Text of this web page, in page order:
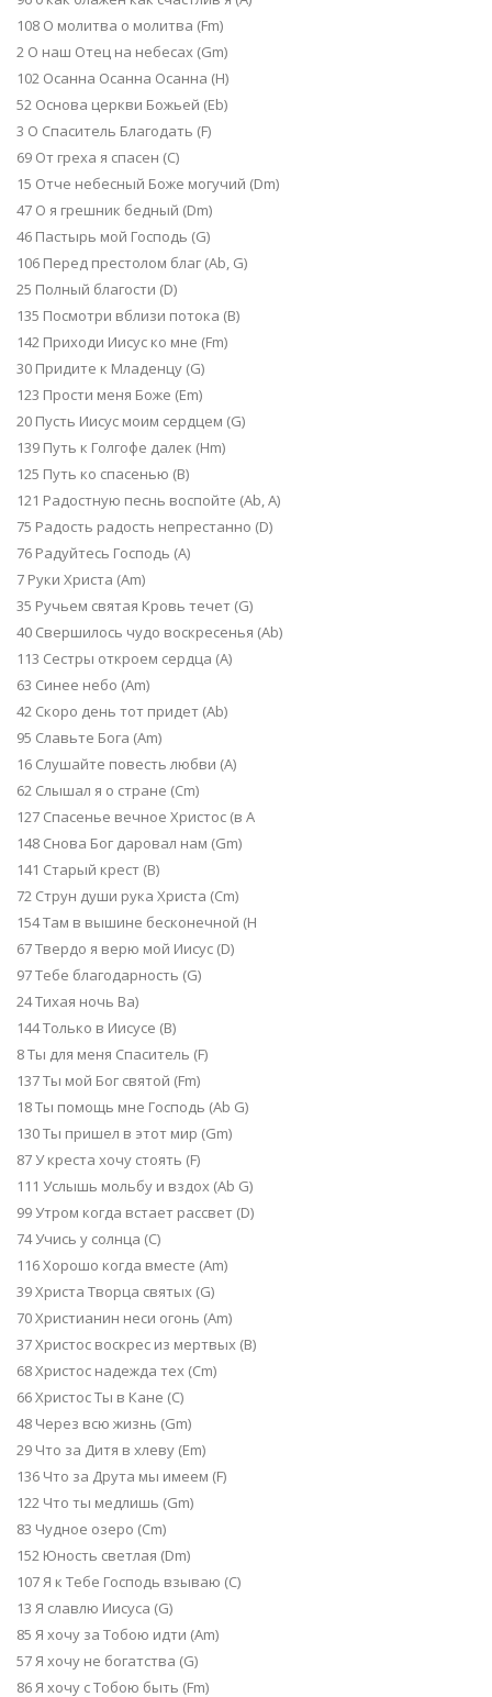
108 О молитва о молитва (Fm)
2 О наш Отец на небесах (Gm)
102 Осанна Осанна Осанна (H)
52 Основа церкви Божьей (Eb)
3 О Спаситель Благодать (F)
69 От греха я спасен (C)
15 Отче небесный Боже могучий (Dm)
47 О я грешник бедный (Dm)
46 Пастырь мой Господь (G)
106 Перед престолом благ (Ab, G)
25 Полный благости (D)
135 Посмотри вблизи потока (B)
142 Приходи Иисус ко мне (Fm)
30 Придите к Младенцу (G)
123 Прости меня Боже (Em)
20 Пусть Иисус моим сердцем (G)
139 Путь к Голгофе далек (Hm)
125 Путь ко спасенью (B)
121 Радостную песнь воспойте (Аb, А)
75 Радость радость непрестанно (D)
76 Радуйтесь Господь (A)
7 Руки Христа (Am)
35 Ручьем святая Кровь течет (G)
40 Свершилось чудо воскресенья (Аb)
113 Сестры откроем сердца (A)
63 Синее небо (Am)
42 Скоро день тот придет (Аb)
95 Славьте Бога (Am)
16 Слушайте повесть любви (A)
62 Слышал я о стране (Cm)
127 Спасенье вечное Христос (в А
148 Снова Бог даровал нам (Gm)
141 Старый крест (B)
72 Струн души рука Христа (Cm)
154 Там в вышине бесконечной (H
67 Твердо я верю мой Иисус (D)
97 Тебе благодарность (G)
24 Тихая ночь Ba)
144 Только в Иисусе (B)
8 Ты для меня Спаситель (F)
137 Ты мой Бог святой (Fm)
18 Ты помощь мне Господь (Аb G)
130 Ты пришел в этот мир (Gm)
87 У креста хочу стоять (F)
111 Услышь мольбу и вздох (Ab G)
99 Утром когда встает рассвет (D)
74 Учись у солнца (C)
116 Хорошо когда вместе (Am)
39 Христа Творца святых (G)
70 Христианин неси огонь (Am)
37 Христос воскрес из мертвых (B)
68 Христос надежда тех (Cm)
66 Христос Ты в Кане (C)
48 Через всю жизнь (Gm)
29 Что за Дитя в хлеву (Em)
136 Что за Друта мы имеем (F)
122 Что ты медлишь (Gm)
83 Чудное озеро (Сm)
152 Юность светлая (Dm)
107 Я к Тебе Господь взываю (C)
13 Я славлю Иисуса (G)
85 Я хочу за Тобою идти (Am)
57 Я хочу не богатства (G)
86 Я хочу с Тобою быть (Fm)